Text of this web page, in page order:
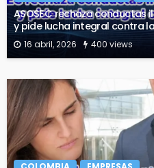
ASOSEC rechaza conductas
y pide lucha integral contra
16 abril, 2026 400 views